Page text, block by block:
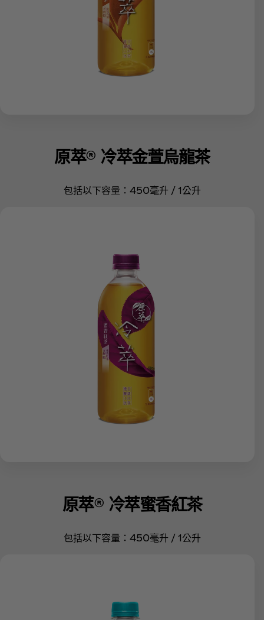
原萃® 冷萃金萱烏龍茶
包括以下容量：450毫升 / 1公升
原萃® 冷萃蜜香紅茶
包括以下容量：450毫升 / 1公升